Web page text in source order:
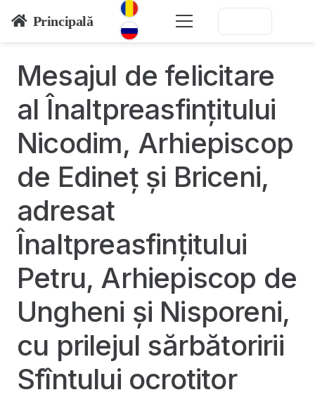
Principală
Mesajul de felicitare
al Înaltpreasfinţitului
Nicodim, Arhiepiscop
de Edineţ şi Briceni,
adresat
Înaltpreasfinţitului
Petru, Arhiepiscop de
Ungheni şi Nisporeni,
cu prilejul sărbătoririi
Sfîntului ocrotitor